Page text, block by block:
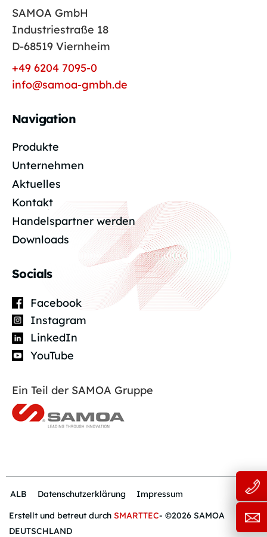
SAMOA GmbH
Industriestraße 18
D-68519 Viernheim
+49 6204 7095-0
info@samoa-gmbh.de
Navigation
Produkte
Unternehmen
Aktuelles
Kontakt
Handelspartner werden
Downloads
Socials
Facebook
Instagram
LinkedIn
YouTube
Ein Teil der SAMOA Gruppe
ALB Datenschutzerklärung
Impressum
Erstellt und betreut durch SMARTTEC- ©2026 SAMOA
DEUTSCHLAND